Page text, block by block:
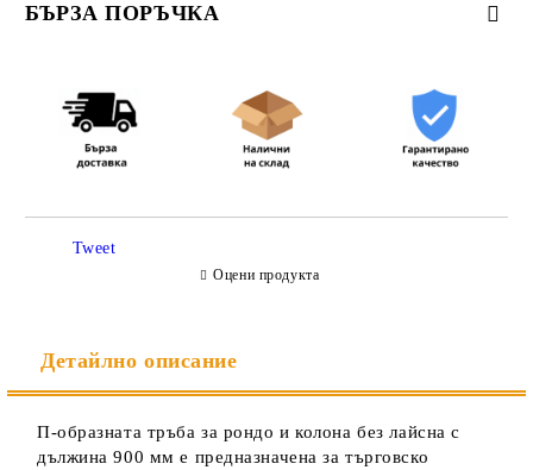
БЪРЗА ПОРЪЧКА
Tweet
Оцени продукта
Детайлно описание
П-образната тръба за рондо и колона без лайсна с
дължина 900 мм е предназначена за търговско